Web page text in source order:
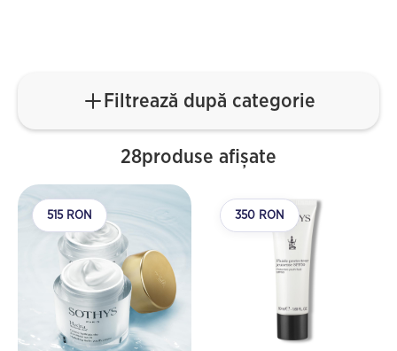
Filtrează după categorie
28produse afișate
515 RON 350 RON